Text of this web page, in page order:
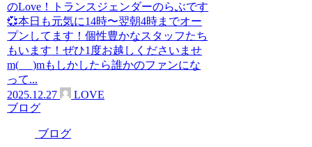
のLove！トランスジェンダーのらぶです
💞本日も元気に14時〜翌朝4時までオー
プンしてます！個性豊かなスタッフたち
もいます！ぜひ1度お越しくださいませ
m(_ _)mもしかしたら誰かのファンにな
って...
2025.12.27
LOVE
ブログ
ブログ